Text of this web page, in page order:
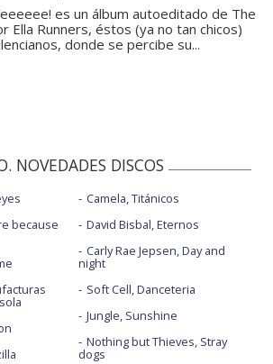
es un álbum autoeditado de The
Ella Runners, éstos (ya no tan chicos)
donde se percibe su...
NOVEDADES DISCOS
because
Camela, Titánicos
David Bisbal, Eternos
Carly Rae Jepsen, Day and
night
Soft Cell, Danceteria
Jungle, Sunshine
Nothing but Thieves, Stray
dogs